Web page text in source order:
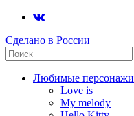
Сделано в России
Любимые персонажи
Love is
My melody